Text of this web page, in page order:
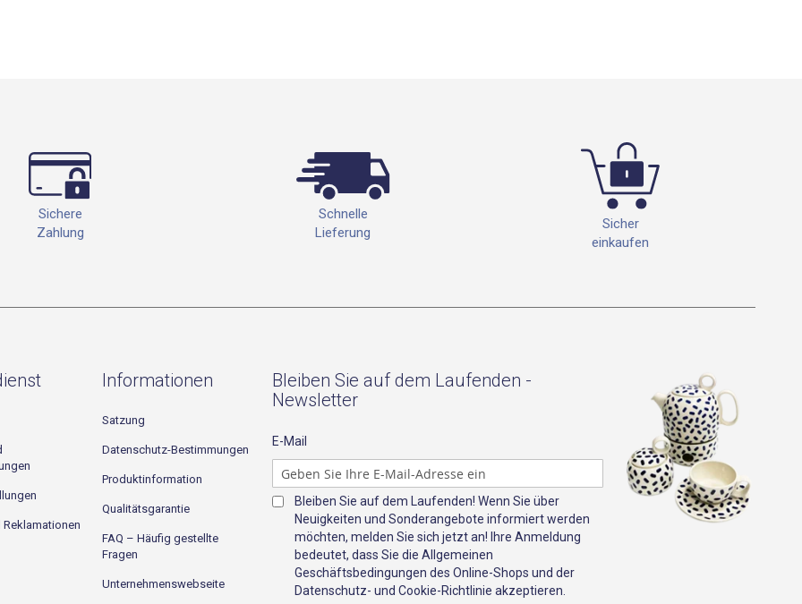
Sichere
Zahlung
Schnelle
Lieferung
Sicher
einkaufen
Reklamationen
Informationen
Satzung
Datenschutz-Bestimmungen
Produktinformation
Qualitätsgarantie
FAQ – Häufig gestellte
Fragen
Unternehmenswebseite
Bleiben Sie auf dem Laufenden -
Newsletter
E-Mail
Bleiben Sie auf dem Laufenden! Wenn Sie über
Neuigkeiten und Sonderangebote informiert werden
möchten, melden Sie sich jetzt an! Ihre Anmeldung
bedeutet, dass Sie die Allgemeinen
Geschäftsbedingungen des Online-Shops und der
Datenschutz- und Cookie-Richtlinie akzeptieren.